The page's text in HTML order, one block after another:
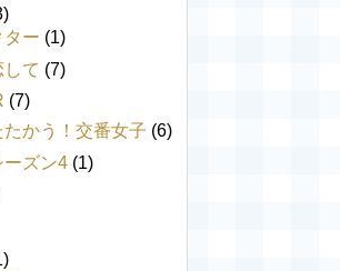
ター (1)
て (7)
(7)
かう！交番女子 (6)
ーズン4 (1)